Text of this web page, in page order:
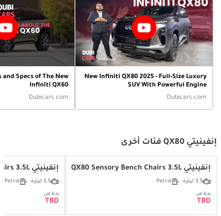
New Infiniti QX80 2025 - Full-Size Luxury
SUV With Powerful Engine
Dubicars.com
and Specs of The New
Infiniti QX60
Dubicars.com
إنفينيتي QX80 فئات أخرى
إنفينيتي QX80 Sensory Bench Chairs 3.5L
3.5 ليتر Petrol
بدءا من
TBD
إنفينيتي QX80 Autograph Bench Chairs 3.5L
3.5 ليتر Petrol
بدءا من
TBD